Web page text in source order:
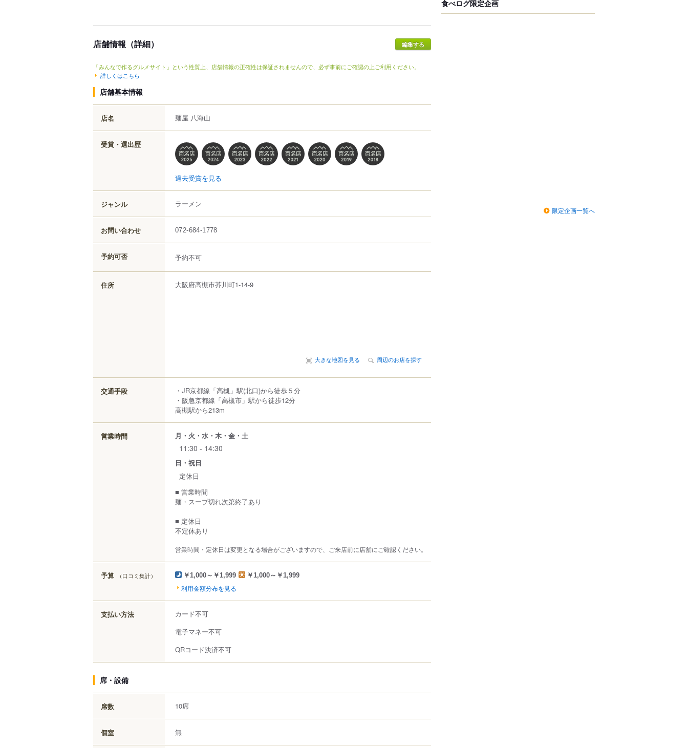
店舗情報（詳細）
「みんなで作るグルメサイト」という性質上、店舗情報の正確性は保証されませんので、必ず事前にご確認の上ご利用ください。
詳しくはこちら
店舗基本情報
店名 麺屋 八海山
受賞・選出歴
過去受賞を見る
ジャンル ラーメン
お問い合わせ 072-684-1778
予約可否 予約不可
住所 大阪府高槻市芥川町1-14-9
大きな地図を見る 周辺のお店を探す
交通手段
・JR京都線「高槻」駅(北口)から徒歩５分
・阪急京都線「高槻市」駅から徒歩12分
高槻駅から213m
営業時間 月・火・水・木・金・土
11:30 - 14:30
日・祝日
定休日
■ 営業時間
麺・スープ切れ次第終了あり
■ 定休日
不定休あり
営業時間・定休日は変更となる場合がございますので、ご来店前に店舗にご確認ください。
予算 （口コミ集計） ￥1,000～￥1,999 ￥1,000～￥1,999
利用金額分布を見る
支払い方法
カード不可
電子マネー不可
QRコード決済不可
席・設備
席数 10席
個室 無
食べログ限定企画
限定企画一覧へ